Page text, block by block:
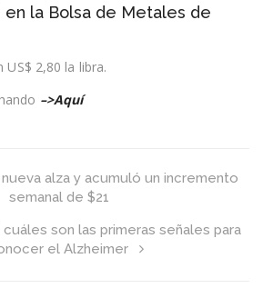
cae
en la Bolsa de Metales de
US$ 2,80 la libra.
–>Aquí
alza y acumuló un incremento
semanal de $21
son las primeras señales para
el Alzheimer